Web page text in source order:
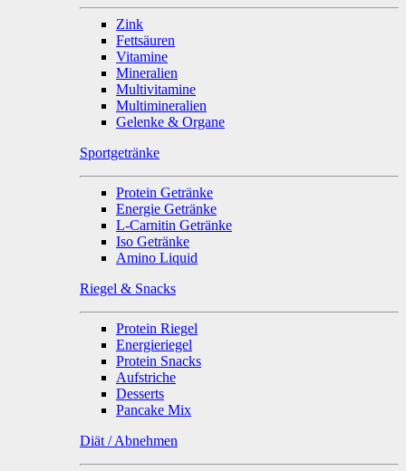
Zink
Fettsäuren
Vitamine
Mineralien
Multivitamine
Multimineralien
Gelenke & Organe
Sportgetränke
Protein Getränke
Energie Getränke
L-Carnitin Getränke
Iso Getränke
Amino Liquid
Riegel & Snacks
Protein Riegel
Energieriegel
Protein Snacks
Aufstriche
Desserts
Pancake Mix
Diät / Abnehmen